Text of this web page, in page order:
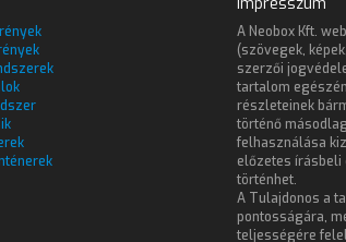
Impresszum
A Neobox Kft.
(szövegek,
szerzői
tartalom
részleteinek
történő
felhasználása
előzetes
történhet.
A Tulajdonos a
pontosságára,
teljességére